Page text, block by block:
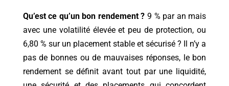
Qu’est ce qu’un bon rendement ? 9 % par an mais
avec une volatilité élevée et peu de protection, ou
6,80 % sur un placement stable et sécurisé ? Il n’y a
pas de bonnes ou de mauvaises réponses, le bon
rendement se définit avant tout par une liquidité,